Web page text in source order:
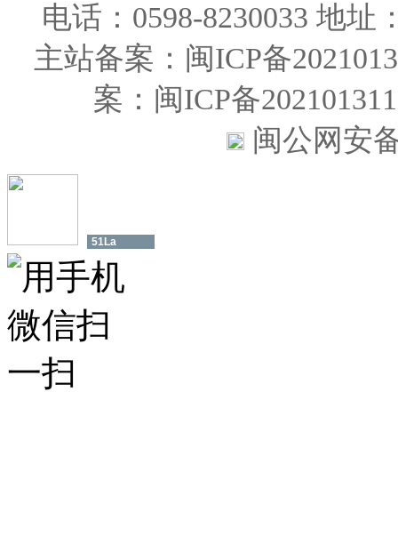
电话：0598-8230033 地
主站备案：闽ICP备
案：闽ICP备
闽公网安
51La